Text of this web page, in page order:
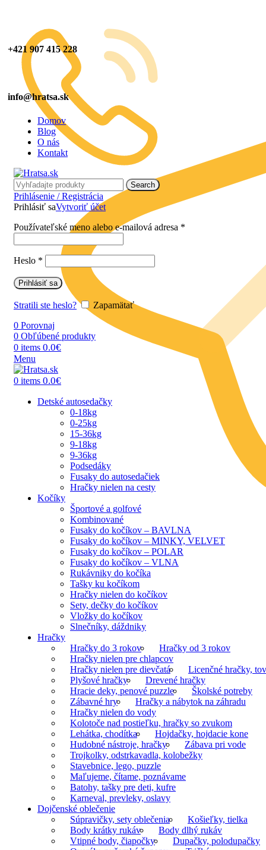
+421 907 415 228
info@hratsa.sk
Domov
Blog
O nás
Kontakt
Search
Prihlásenie / Registrácia
Prihlásiť saVytvoriť účet
Používateľské meno alebo e-mailová adresa *
Heslo *
Prihlásiť sa
Stratili ste heslo?
Zapamätať
0 Porovnaj
0 Obľúbené produkty
0 items 0.0€
Menu
0 items 0.0€
Detské autosedačky
0-18kg
0-25kg
15-36kg
9-18kg
9-36kg
Podsedáky
Fusaky do autosedačiek
Hračky nielen na cesty
Kočíky
Športové a golfové
Kombinované
Fusaky do kočíkov – BAVLNA
Fusaky do kočíkov – MINKY, VELVET
Fusaky do kočíkov – POLAR
Fusaky do kočíkov – VLNA
Rukávniky do kočíka
Tašky ku kočíkom
Hračky nielen do kočíkov
Sety, dečky do kočíkov
Vložky do kočíkov
Slnečníky, dáždniky
Hračky
Hračky do 3 rokov
Hračky od 3 rokov
Hračky nielen pre chlapcov
Hračky nielen pre dievčatá
Licenčné hračky,
Plyšové hračky
Drevené hračky
Hracie deky, penové puzzle
Školské potreby
Zábavné hry
Hračky a nábytok na záhradu
Hračky nielen do vody
Kolotoče nad postieľku, hračky so zvukom
Lehátka, chodítka
Hojdačky, hojdacie kone
Hudobné nástroje, hračky
Zábava pri vode
Trojkolky, odstrkavadla, kolobežky
Stavebnice, lego, puzzle
Maľujeme, čítame, poznávame
Batohy, tašky pre deti, kufre
Karneval, prevleky, oslavy
Dojčenské oblečenie
Súpravičky, sety oblečenia
Košieľky, tielka
Body krátky rukáv
Body dlhý rukáv
Vtipné body, čiapočky
Dupačky, polodupačky